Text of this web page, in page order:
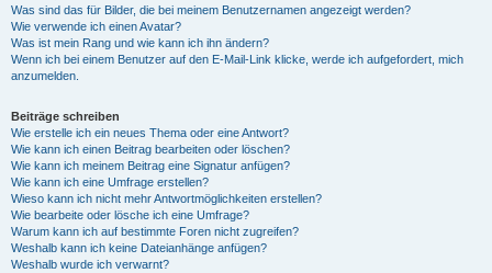
Was sind das für Bilder, die bei meinem Benutzernamen angezeigt werden?
Wie verwende ich einen Avatar?
Was ist mein Rang und wie kann ich ihn ändern?
Wenn ich bei einem Benutzer auf den E-Mail-Link klicke, werde ich aufgefordert, mich
anzumelden.
Beiträge schreiben
Wie erstelle ich ein neues Thema oder eine Antwort?
Wie kann ich einen Beitrag bearbeiten oder löschen?
Wie kann ich meinem Beitrag eine Signatur anfügen?
Wie kann ich eine Umfrage erstellen?
Wieso kann ich nicht mehr Antwortmöglichkeiten erstellen?
Wie bearbeite oder lösche ich eine Umfrage?
Warum kann ich auf bestimmte Foren nicht zugreifen?
Weshalb kann ich keine Dateianhänge anfügen?
Weshalb wurde ich verwarnt?